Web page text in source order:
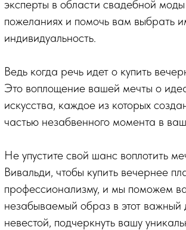
эксперты в области свадебной
пожеланиях и помочь вам выбрать
индивидуальность.
Ведь когда речь идет о купить
Это воплощение вашей мечты о
искусства, каждое из которых
частью незабвенного момента в
Не упустите свой шанс воплотить
Вивальди, чтобы купить вечернее
профессионализму, и мы поможем
незабываемый образ в этот
невестой, подчеркнуть вашу